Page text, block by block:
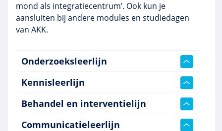
mond als integratiecentrum’. Ook kun je
aansluiten bij andere modules en studiedagen
van AKK.
Onderzoeksleerlijn
Kennisleerlijn
Behandel en interventielijn
Communicatieleerlijn